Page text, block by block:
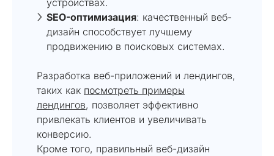
SEO-оптимизация: качественный веб-
дизайн способствует лучшему
продвижению в поисковых системах.
Разработка веб-приложений и лендингов,
таких как посмотреть примеры
лендингов, позволяет эффективно
привлекать клиентов и увеличивать
конверсию.
Кроме того, правильный веб-дизайн